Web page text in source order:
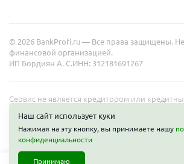
© 2026 BankProfi.ru — Все права защищены. Не
финансовой организацией.
ИП Бордиян А. С. ИНН: 312181691267
Сервис не является кредитором или
на сайте не является публичной офертой.
уточняйте на сайте организаций.
Наш сайт использует куки
Нажимая на эту кнопку, вы принимаете нашу
конфиденциальности
Принимаю